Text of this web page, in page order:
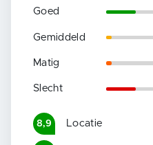
Goed
Gemiddeld
Matig
Slecht
8,9 Locatie